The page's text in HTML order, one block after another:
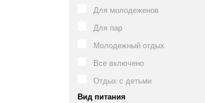
Для молодеженов
Для пар
Молодежный отдых
Все включено
Отдых с детьми
Вид питания